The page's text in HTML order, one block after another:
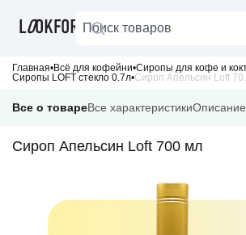
Главная Всё для кофейни Сиропы для кофе и
Сиропы LOFT стекло 0.7л
Все о товареВсе характеристикиОписание
Сироп Апельсин Loft 700 мл